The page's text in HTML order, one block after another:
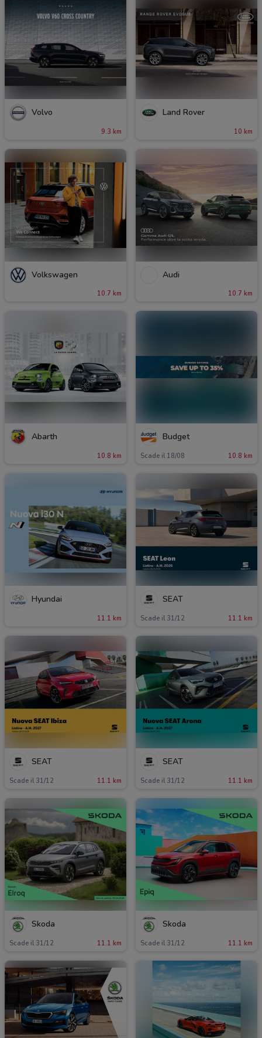
Volvo
9.3 km
Land Rover
10 km
Volkswagen
10.7 km
Audi
10.7 km
Abarth
10.8 km
Budget
Scade il 18/08 10.8 km
Hyundai
11.1 km
SEAT
Scade il 31/12 11.1 km
SEAT
Scade il 31/12 11.1 km
SEAT
Scade il 31/12 11.1 km
Skoda
Scade il 31/12 11.1 km
Skoda
Scade il 31/12 11.1 km